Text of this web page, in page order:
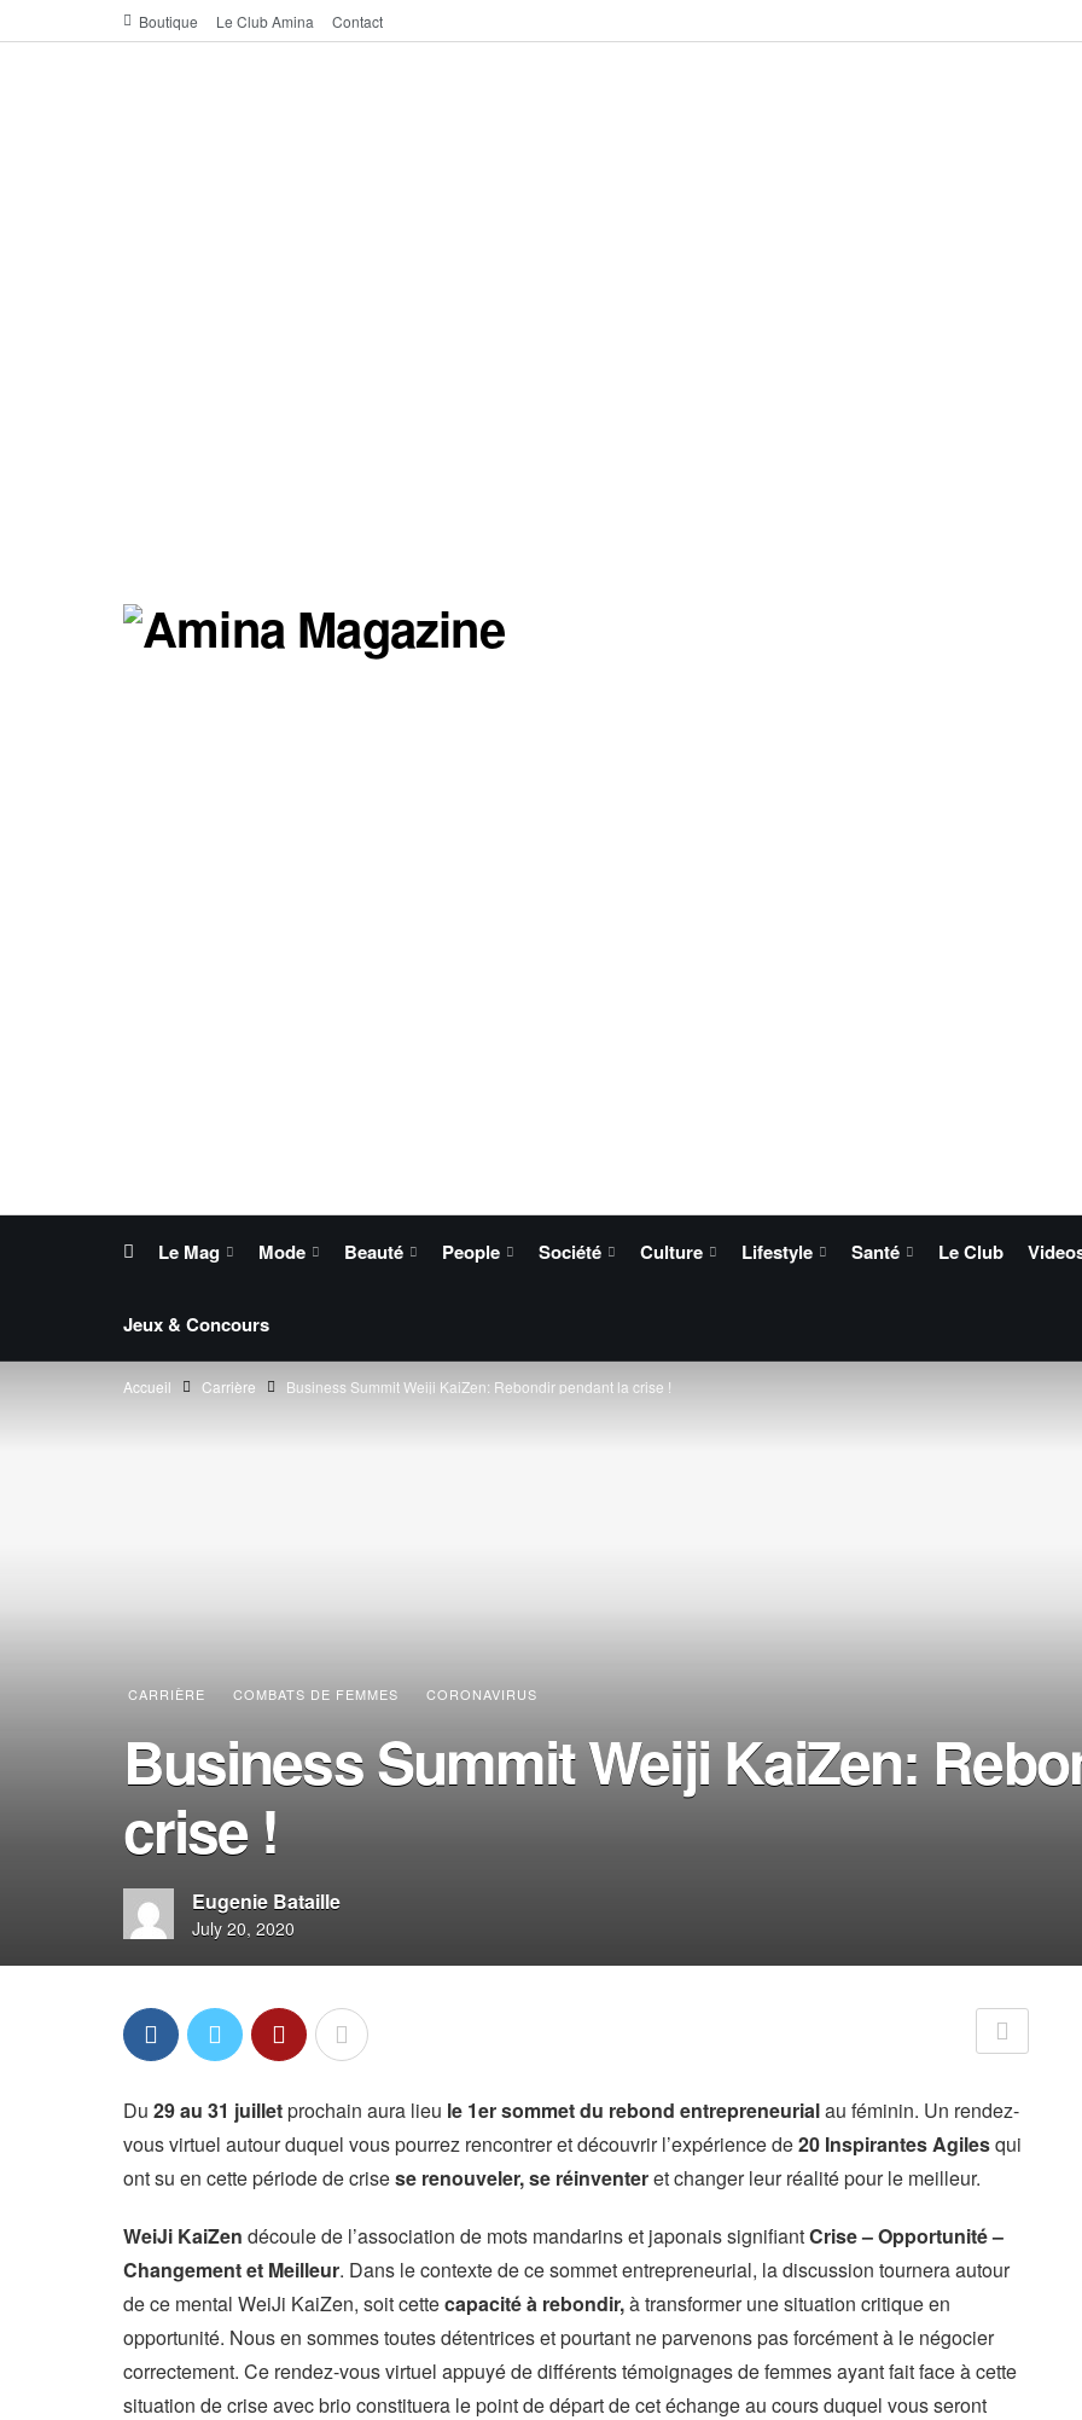
Boutique Le Club Amina Contact
Le Mag Mode Beauté People Société Culture Lifestyle Santé Le Club
Jeux & Concours
Accueil Carrière Business Summit Weiji KaiZen: Rebondir pendant la crise !
CARRIÈRE COMBATS DE FEMMES CORONAVIRUS
Business Summit Weiji KaiZen:
crise !
Eugenie Bataille
July 20, 2020
Du 29 au 31 juilletprochain aura lieu le 1er sommet du rebond entrepreneurialau féminin. Un rendez-
vous virtuel autour duquel vous pourrez rencontrer et découvrir l’expérience de20 Inspirantes Agilesqui
ont su en cette période de crisese renouveler, se réinventeret changer leur réalité pour le meilleur.
WeiJi KaiZen découle de l’association de mots mandarins et japonais signifiantCrise – Opportunité –
Changement et Meilleur. Dans le contexte de ce sommet entrepreneurial, la discussion tournera autour
de ce mental WeiJi KaiZen, soit cettecapacité à rebondir,à transformer une situation critique en
opportunité. Nous en sommes toutes détentrices et pourtant ne parvenons pas forcément à le négocier
correctement. Ce rendez-vous virtuel appuyé de différents témoignages de femmes ayant fait face à cette
situation de crise avec brio constituera le point de départ de cet échange au cours duquel vous seront